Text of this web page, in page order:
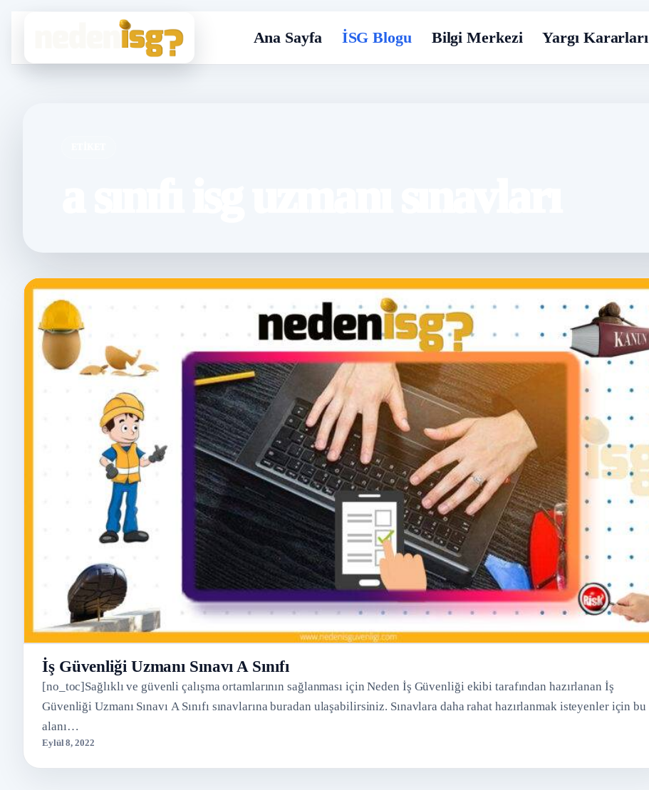
Ana Sayfa İSG Blogu Bilgi Merkezi Yargı Kararları
İş Güvenliği Uzmanı Sınavı A Sınıfı
[no_toc]Sağlıklı ve güvenli çalışma ortamlarının sağlanması için Neden İş Güvenliği ekibi tarafından hazırlanan İş
Güvenliği Uzmanı Sınavı A Sınıfı sınavlarına buradan ulaşabilirsiniz. Sınavlara daha rahat hazırlanmak isteyenler için bu
alanı…
Eylül 8, 2022